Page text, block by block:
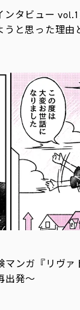
ンタビュー
うと思った理由
マンガ『リヴァ
出発～